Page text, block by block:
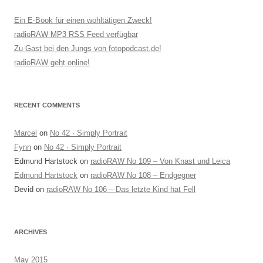
Ein E-Book für einen wohltätigen Zweck!
radioRAW MP3 RSS Feed verfügbar
Zu Gast bei den Jungs von fotopodcast.de!
radioRAW geht online!
RECENT COMMENTS
Marcel on No 42 · Simply Portrait
Fynn on No 42 · Simply Portrait
Edmund Hartstock on radioRAW No 109 – Von Knast und Leica
Edmund Hartstock on radioRAW No 108 – Endgegner
Devid on radioRAW No 106 – Das letzte Kind hat Fell
ARCHIVES
May 2015